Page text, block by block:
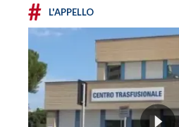
# L'APPELLO